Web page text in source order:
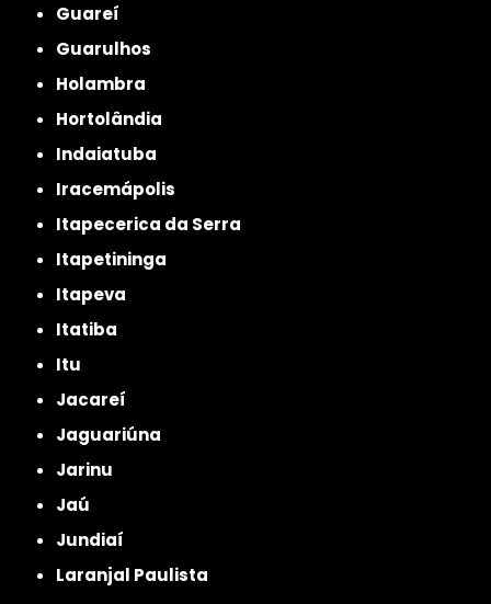
Guareí
Guarulhos
Holambra
Hortolândia
Indaiatuba
Iracemápolis
Itapecerica da Serra
Itapetininga
Itapeva
Itatiba
Itu
Jacareí
Jaguariúna
Jarinu
Jaú
Jundiaí
Laranjal Paulista